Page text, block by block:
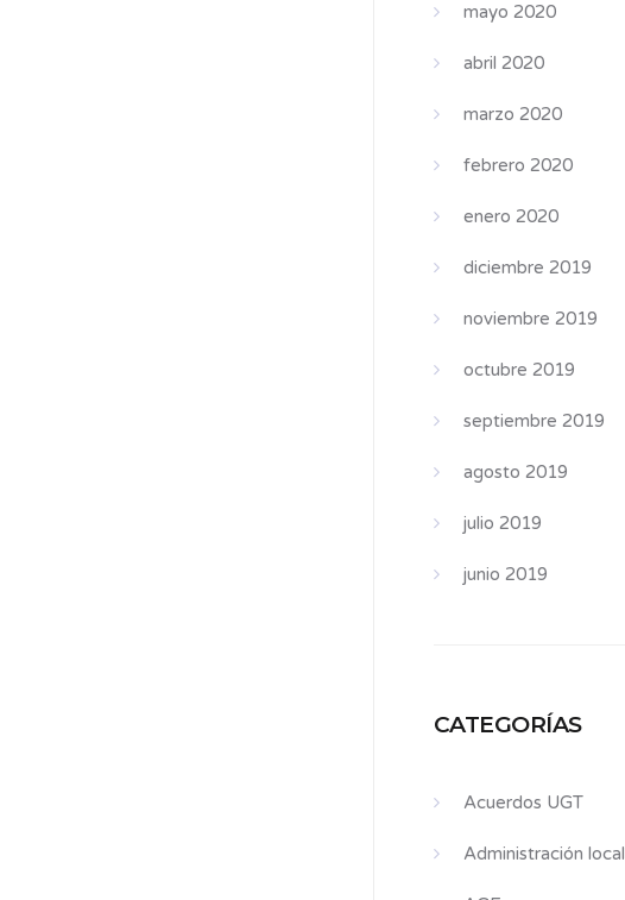
mayo 2020
abril 2020
marzo 2020
febrero 2020
enero 2020
diciembre 2019
noviembre 2019
octubre 2019
septiembre 2019
agosto 2019
julio 2019
junio 2019
CATEGORÍAS
Acuerdos UGT
Administración local